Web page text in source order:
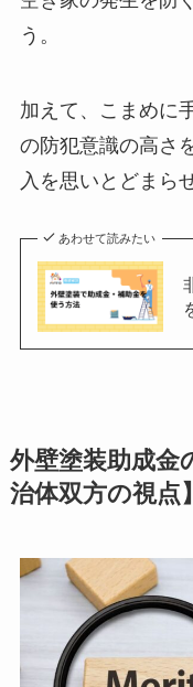
う。
加えて、こまめに
の防犯意識の高さ
入を思いとどまら
あわせて読みたい
外壁塗装助成金
治体双方の視点】